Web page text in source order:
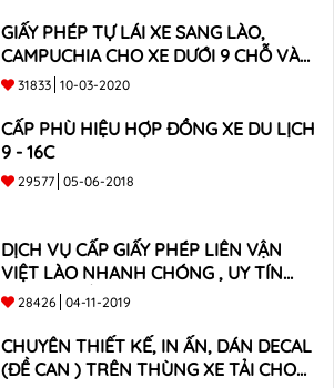
GIẤY PHÉP TỰ LÁI XE SANG LÀO,
CAMPUCHIA CHO XE DƯỚI 9 CHỖ VÀ
XE BÁN TẢI
31833 10-03-2020
CẤP PHÙ HIỆU HỢP ĐỒNG XE DU LỊCH
9 - 16C
29577 05-06-2018
DỊCH VỤ CẤP GIẤY PHÉP LIÊN VẬN
VIỆT LÀO NHANH CHÓNG , UY TÍN
TOÀN QUỐC
28426 04-11-2019
CHUYÊN THIẾT KẾ, IN ẤN, DÁN DECAL
(ĐỀ CAN ) TRÊN THÙNG XE TẢI CHO